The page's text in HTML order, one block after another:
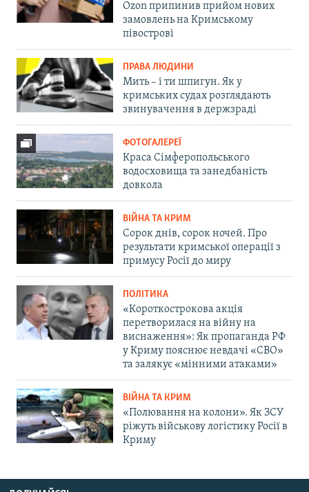
Ozon припинив прийом нових
замовлень на Кримському
півострові
ПРАВА ЛЮДИНИ
Мить – і ти шпигун. Як у
кримських судах розглядають
звинувачення в держзраді
ФОТОГАЛЕРЕЇ
Краса Сімферопольського
водосховища та занедбаність
довкола
ВІЙНА ТА КРИМ
Сорок днів, сорок ночей. Про
результати кримської операції з
примусу Росії до миру
ПОЛІТИКА
«Короткострокова акція
перетворилася на війну на
виснаження»: Як пропаганда РФ
у Криму пояснює невдачі «СВО»
та залякує «мінними атаками»
ВІЙНА ТА КРИМ
«Полювання на колони». Як ЗСУ
ріжуть військову логістику Росії в
Криму